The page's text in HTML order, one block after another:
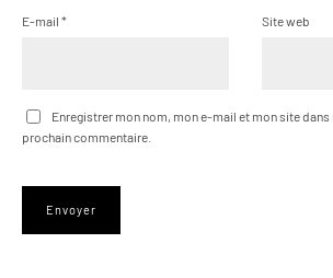
E-mail * Site web
Enregistrer mon nom, mon e-mail et mon site
prochain commentaire.